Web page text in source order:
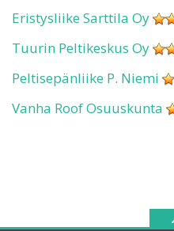
Eristysliike Sarttila Oy
Tuurin Peltikeskus Oy
Peltisepänliike P. Niemi
Vanha Roof Osuuskunta